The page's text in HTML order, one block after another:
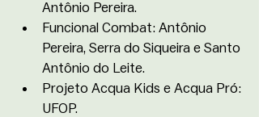
Antônio Pereira.
Funcional Combat: Antônio
Pereira, Serra do Siqueira e Santo
Antônio do Leite.
Projeto Acqua Kids e Acqua Pró:
UFOP.